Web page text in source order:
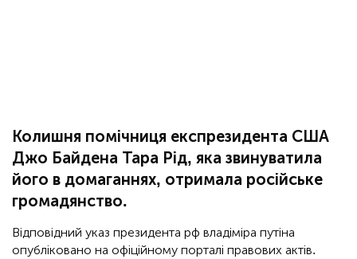
Колишня помічниця експрезидента США
Джо Байдена Тара Рід, яка звинуватила
його в домаганнях, отримала російське
громадянство.
Відповідний указ президента рф владіміра путіна
опубліковано на офіційному порталі правових актів.